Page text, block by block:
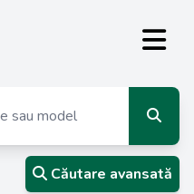
Căutare avansată